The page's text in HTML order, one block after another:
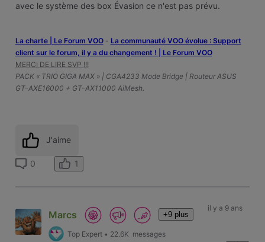
avec le système des box Évasion ce n'est pas prévu.
La charte | Le Forum VOO- ‎La communauté VOO évolue : Support
client sur le forum, il y a du changement ! | Le Forum VOO
MERCI DE LIRE SVP !!!
PACK « TRIO GIGA MAX » | CGA4233 Mode Bridge | Routeur ASUS
GT-AXE16000 + GT-AX11000 AiMesh.
J'aime
0 1
Marcs +9 plus
Top Expert • 22.6K messages
il y a 9 ans